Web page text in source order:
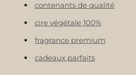
contenants de qualité
cire végétale 100%
fragrance premium
cadeaux parfaits